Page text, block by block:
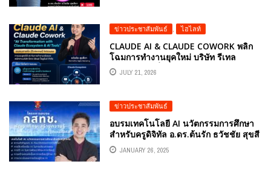
ข่าวประชาสัมพันธ์ , ไฮไลท์
CLAUDE AI & CLAUDE COWORK พลิก
โฉมการทำงานยุคใหม่ บริษัท รีเทล
บิซิเนส โซลูชั่นส์ จำกัด จัดอบรมเชิง
ปฏิบัติการ ยกระดับศักยภาพบุคลากรด้วย
ผู้เชี่ยวชาญและวิทยากรด้านการประยุกต์
ใช้ GENERATIVE AI ในองค์กร
JULY 21, 2026
ข่าวประชาสัมพันธ์
อบรมเทคโนโลยี AI นวัตกรรมการศึกษา
สำหรับครูดิจิทัล อ.ดร.ต้นรัก ธวัชชัย สุขสี
ดา กสทช.
JANUARY 26, 2025